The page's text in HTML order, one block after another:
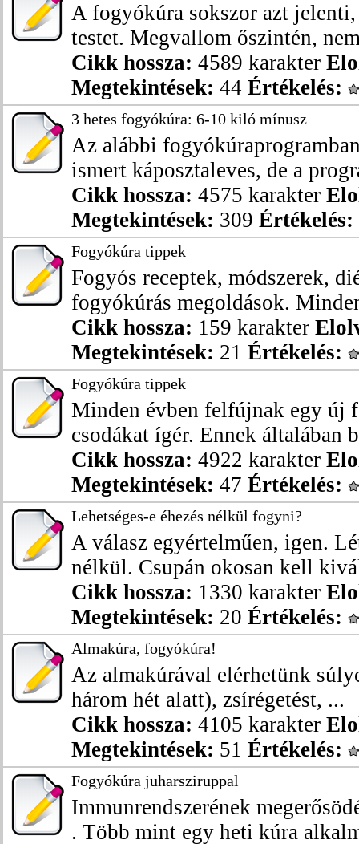
A fogyókúra sokszor azt
testet. Megvallom őszintén,
Cikk hossza: 4589 karakter
Megtekintések: 44 Értékelés:
3 hetes fogyókúra: 6-10 kiló mínusz
Az alábbi
ismert káposztaleves, de a
Cikk hossza: 4575 karakter
Megtekintések: 309 Értékelés:
Fogyókúra tippek
Fogyós receptek, módszerek,
fogyókúrás megoldások.
Cikk hossza: 159 karakter
Megtekintések: 21 Értékelés:
Fogyókúra tippek
Minden évben felfújnak egy új
csodákat ígér. Ennek általában
Cikk hossza: 4922 karakter
Megtekintések: 47 Értékelés:
Lehetséges-e éhezés nélkül fogyni?
A válasz egyértelműen, igen.
nélkül. Csupán okosan kell
Cikk hossza: 1330 karakter
Megtekintések: 20 Értékelés:
Almakúra, fogyókúra!
Az almakúrával elérhetünk
három hét alatt), zsírégetést, ...
Cikk hossza: 4105 karakter
Megtekintések: 51 Értékelés:
Fogyókúra juharsziruppal
Immunrendszerének
. Több mint egy heti kúra